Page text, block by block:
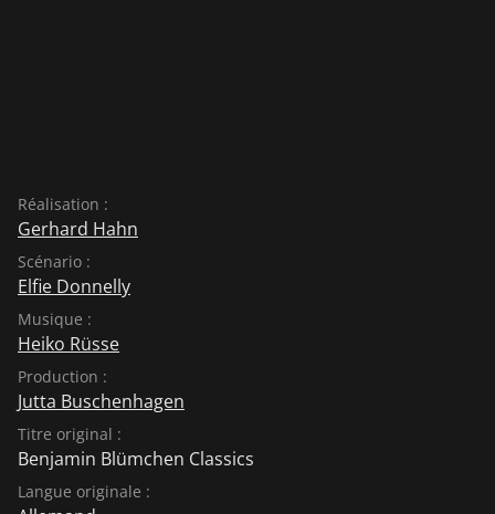
Réalisation :
Gerhard Hahn
Scénario :
Elfie Donnelly
Musique :
Heiko Rüsse
Production :
Jutta Buschenhagen
Titre original :
Benjamin Blümchen Classics
Langue originale :